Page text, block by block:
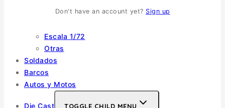
Escala 1/72
Otras
Soldados
Barcos
Autos y Motos
Die Cast TOGGLE CHILD MENU
Don't have an account yet? Sign up